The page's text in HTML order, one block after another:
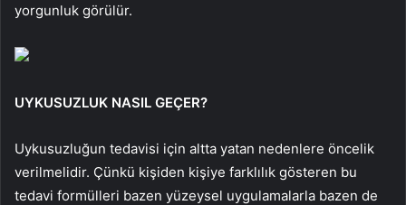
yorgunluk görülür.
UYKUSUZLUK NASIL GEÇER?
Uykusuzluğun tedavisi için altta yatan nedenlere öncelik
verilmelidir. Çünkü kişiden kişiye farklılık gösteren bu
tedavi formülleri bazen yüzeysel uygulamalarla bazen de